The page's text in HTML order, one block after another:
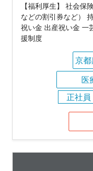
【福利厚生】 社会保
などの割引券など）
祝い金 出産祝い金 一
援制度
京
医
正社員